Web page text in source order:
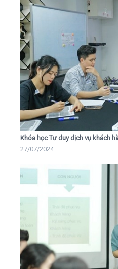
Khóa học Tư duy dịch vụ khách
27/07/2024